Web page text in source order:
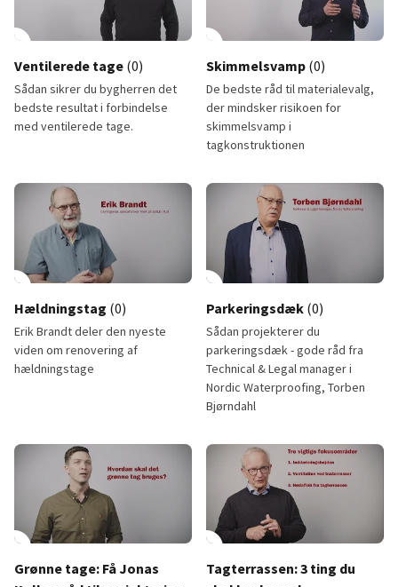
Ventilerede tage (0)
Sådan sikrer du bygherren det
bedste resultat i forbindelse
med ventilerede tage.
Ventilerede tage
play_circle
12:18
Skimmelsvamp (0)
De bedste råd til materialevalg,
der mindsker risikoen for
skimmelsvamp i
tagkonstruktionen
Skimmelsvamp
Hældningstag (0)
Erik Brandt deler den nyeste
viden om renovering af
hældningstage
play_circleParkeringsdæk (0)
Sådan projekterer du
parkeringsdæk - gode råd fra
Technical & Legal manager i
Nordic Waterproofing, Torben
Bjørndahl
Grønne tage: Få Jonas
play_circleTagterrassen: 3 ting du